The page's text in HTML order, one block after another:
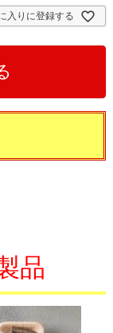
入りに登録する
品